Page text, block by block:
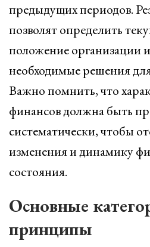
предыдущих периодов.
позволят определить
положение организации
необходимые решения
Важно помнить, что
финансов должна быть
систематически, чтобы
изменения и динамику
состояния.
Основные
принципы